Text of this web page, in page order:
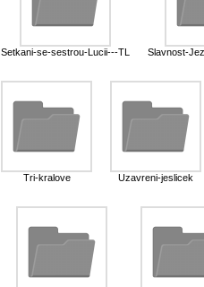
Setkani-se-sestrou-Lucii---TL Slavnost-
Tri-kralove Uzavreni-jeslicek